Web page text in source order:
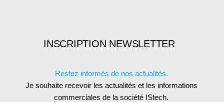
INSCRIPTION NEWSLETTER
Restez informés de nos actualités.
Je souhaite recevoir les actualités et les informations
commerciales de la société IStech.